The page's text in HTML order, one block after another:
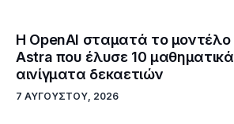
Η OpenAI σταματά το μοντέλο
Astra που έλυσε 10 μαθηματικά
αινίγματα δεκαετιών
7 ΑΥΓΟΎΣΤΟΥ, 2026